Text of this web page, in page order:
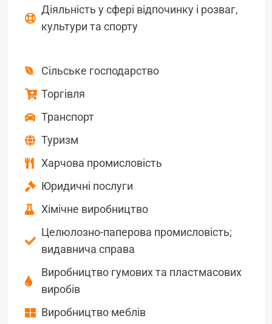
Діяльність у сфері відпочинку і розваг,
культури та спорту
Сільське господарство
Торгівля
Транспорт
Туризм
Харчова промисловість
Юридичні послуги
Хімічне виробництво
Целюлозно-паперова промисловість;
видавнича справа
Виробництво гумових та пластмасових
виробів
Виробництво меблів